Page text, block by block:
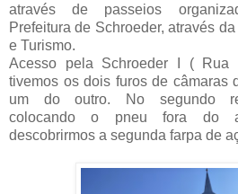
através de passeios
Prefeitura de Schroeder, através
e Turismo.
Acesso pela Schroeder I ( Rua
tivemos os dois furos de câmaras
um do outro. No segundo
colocando o pneu fora do
descobrirmos a segunda farpa de